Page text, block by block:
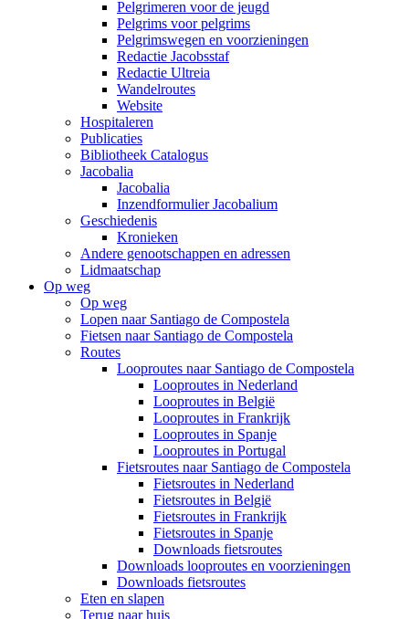
Pelgrimeren voor de jeugd
Pelgrims voor pelgrims
Pelgrimswegen en voorzieningen
Redactie Jacobsstaf
Redactie Ultreia
Wandelroutes
Website
Hospitaleren
Publicaties
Bibliotheek Catalogus
Jacobalia
Jacobalia
Inzendformulier Jacobalium
Geschiedenis
Kronieken
Andere genootschappen en adressen
Lidmaatschap
Op weg
Op weg
Lopen naar Santiago de Compostela
Fietsen naar Santiago de Compostela
Routes
Looproutes naar Santiago de Compostela
Looproutes in Nederland
Looproutes in België
Looproutes in Frankrijk
Looproutes in Spanje
Looproutes in Portugal
Fietsroutes naar Santiago de Compostela
Fietsroutes in Nederland
Fietsroutes in België
Fietsroutes in Frankrijk
Fietsroutes in Spanje
Downloads fietsroutes
Downloads looproutes en voorzieningen
Downloads fietsroutes
Eten en slapen
Terug naar huis